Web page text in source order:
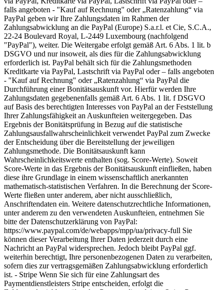
falls angeboten - "Kauf auf Rechnung" oder „Ratenzahlung“ via
PayPal geben wir Ihre Zahlungsdaten im Rahmen der
Zahlungsabwicklung an die PayPal (Europe) S.a.r.l. et Cie, S.C.A.,
22-24 Boulevard Royal, L-2449 Luxembourg (nachfolgend
"PayPal"), weiter. Die Weitergabe erfolgt gemäß Art. 6 Abs. 1 lit. b
DSGVO und nur insoweit, als dies für die Zahlungsabwicklung
erforderlich ist. PayPal behält sich für die Zahlungsmethoden
Kreditkarte via PayPal, Lastschrift via PayPal oder – falls angeboten
- "Kauf auf Rechnung" oder „Ratenzahlung“ via PayPal die
Durchführung einer Bonitätsauskunft vor. Hierfür werden Ihre
Zahlungsdaten gegebenenfalls gemäß Art. 6 Abs. 1 lit. f DSGVO
auf Basis des berechtigten Interesses von PayPal an der Feststellung
Ihrer Zahlungsfähigkeit an Auskunfteien weitergegeben. Das
Ergebnis der Bonitätsprüfung in Bezug auf die statistische
Zahlungsausfallwahrscheinlichkeit verwendet PayPal zum Zwecke
der Entscheidung über die Bereitstellung der jeweiligen
Zahlungsmethode. Die Bonitätsauskunft kann
Wahrscheinlichkeitswerte enthalten (sog. Score-Werte). Soweit
Score-Werte in das Ergebnis der Bonitätsauskunft einfließen, haben
diese ihre Grundlage in einem wissenschaftlich anerkannten
mathematisch-statistischen Verfahren. In die Berechnung der Score-
Werte fließen unter anderem, aber nicht ausschließlich,
Anschriftendaten ein. Weitere datenschutzrechtliche Informationen,
unter anderem zu den verwendeten Auskunfteien, entnehmen Sie
bitte der Datenschutzerklärung von PayPal:
https://www.paypal.com/de/webapps/mpp/ua/privacy-full Sie
können dieser Verarbeitung Ihrer Daten jederzeit durch eine
Nachricht an PayPal widersprechen. Jedoch bleibt PayPal ggf.
weiterhin berechtigt, Ihre personenbezogenen Daten zu verarbeiten,
sofern dies zur vertragsgemäßen Zahlungsabwicklung erforderlich
ist. - Stripe Wenn Sie sich für eine Zahlungsart des
Paymentdienstleisters Stripe entscheiden, erfolgt die